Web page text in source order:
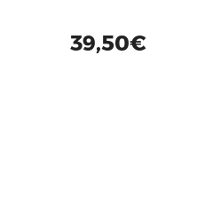
39,50€